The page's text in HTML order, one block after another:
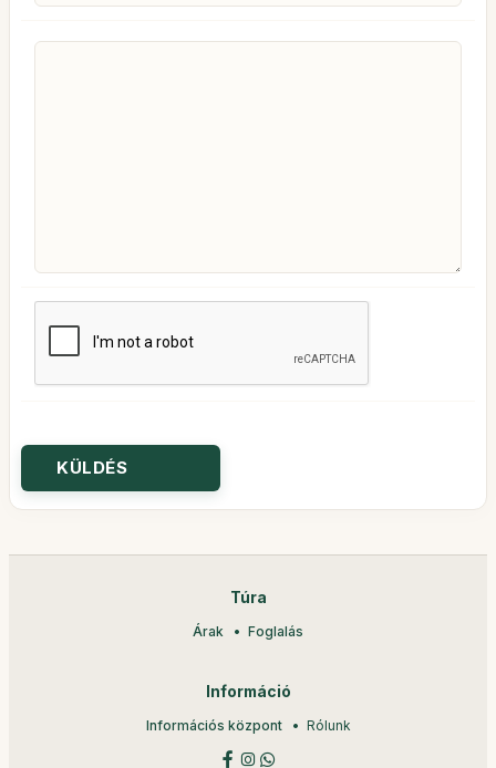
Túra
Árak Foglalás
Információ
Információs központ Rólunk